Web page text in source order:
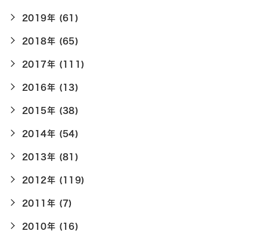
2019年 (61)
2018年 (65)
2017年 (111)
2016年 (13)
2015年 (38)
2014年 (54)
2013年 (81)
2012年 (119)
2011年 (7)
2010年 (16)